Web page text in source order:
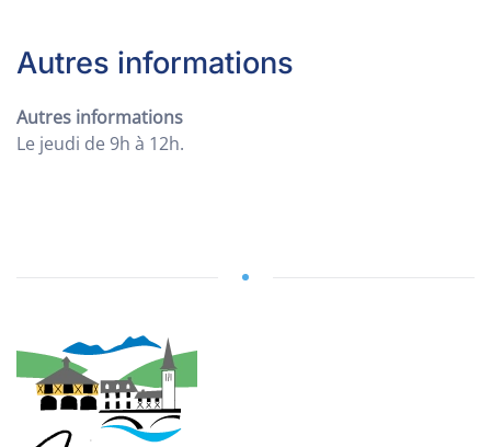
Autres informations
Autres informations
Le jeudi de 9h à 12h.